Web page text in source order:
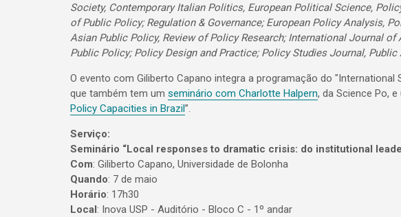
Society, Contemporary Italian Politics, European Political Science,
of Public Policy; Regulation & Governance; European Policy Analysis,
Asian Public Policy, Review of Policy Research; International Journal
Public Policy; Policy Design and Practice; Policy Studies Journal,
O evento com Giliberto Capano integra a programação do "International
que também tem um seminário com Charlotte Halpern, da Science Po,
Policy Capacities in Brazil ”.
Serviço:
Seminário “Local responses to dramatic crisis: do institutional
Com: Giliberto Capano, Universidade de Bolonha
Quando: 7 de maio
Horário: 17h30
Local : Inova USP - Auditório - Bloco C - 1º andar